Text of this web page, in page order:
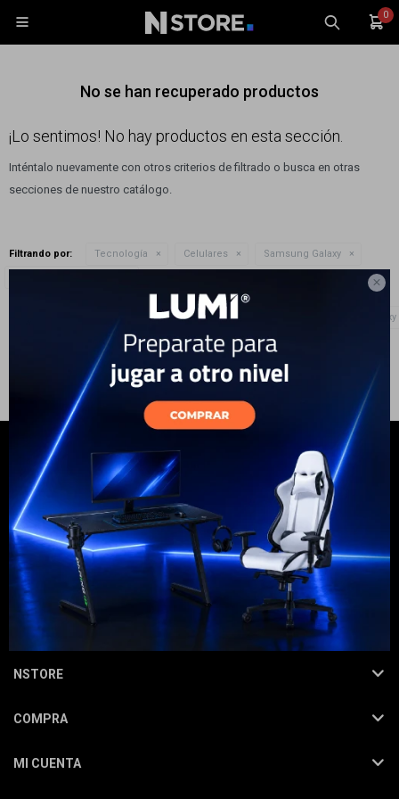

0

No se han recuperado productos
¡Lo sentimos! No hay productos en esta sección.
Inténtalo nuevamente con otros criterios de filtrado o busca en otras
secciones de nuestro catálogo.
Filtrando por: Tecnología Celulares
Samsung Galaxy
Tecnología
NEWSLETTER
¡Suscribite y recibí todas nuestras novedades!
SUSCRIBIRME
NSTORE
COMPRA
MI CUENTA
Electrodomésticos
Hogar
Marcas
Wearables
Accesorios
Monitores
Gaming